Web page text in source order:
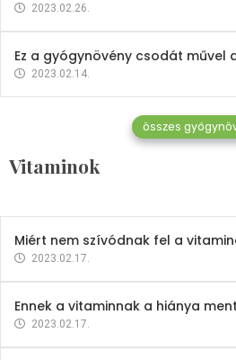
2023.02.26.
Ez a gyógynövény csodát művel
2023.02.14.
összes
Vitaminok
Vitaminok
Mindent a B-12 vitaminról
2023.02.27.
Miért nem szívódnak fel a
2023.02.17.
Ennek a vitaminnak a hiánya
2023.02.17.